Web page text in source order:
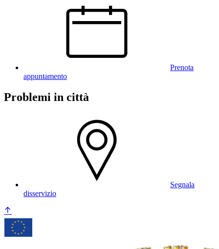
Prenota
appuntamento
Problemi in città
Segnala
disservizio